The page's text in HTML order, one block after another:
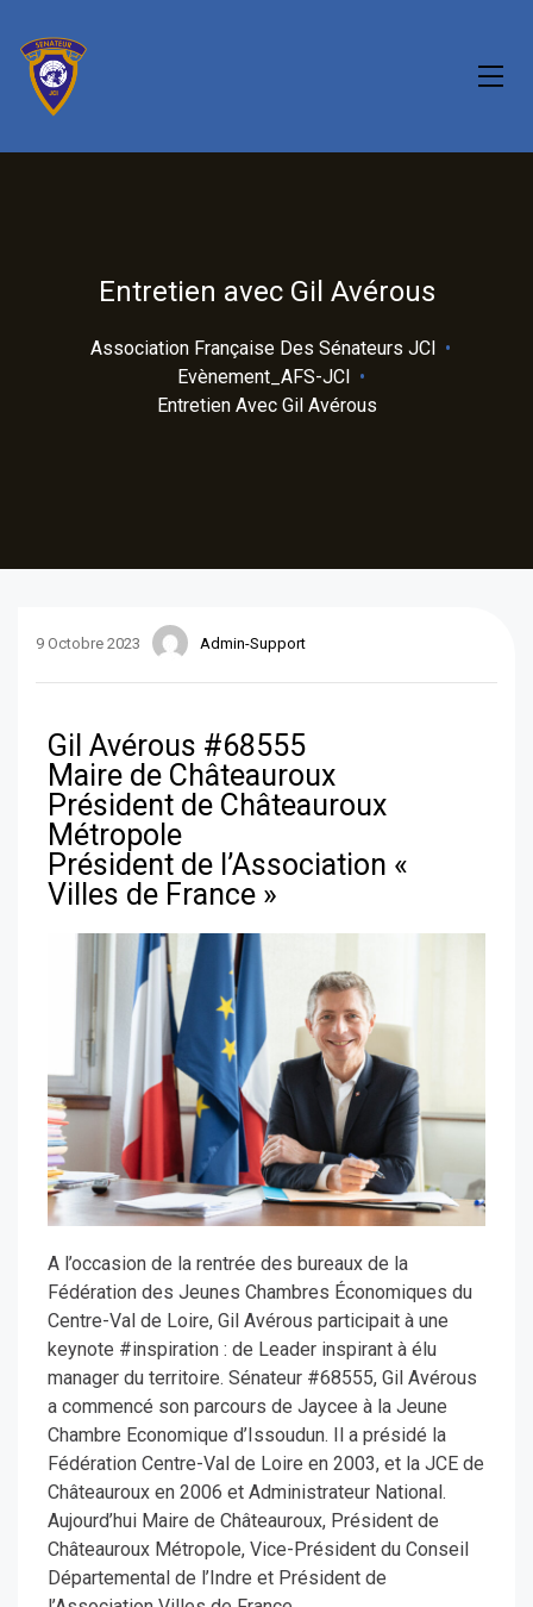
Entretien avec Gil Avérous
Association Française Des Sénateurs JCI
•
Evènement_AFS-JCI
•
Entretien Avec Gil Avérous
9 Octobre 2023 Admin-Support
Gil Avérous #68555
Maire de Châteauroux
Président de Châteauroux
Métropole
Président de l’Association «
Villes de France »
A l’occasion de la rentrée des bureaux de la
Fédération des Jeunes Chambres Économiques du
Centre-Val de Loire, Gil Avérous participait à une
keynote #inspiration : de Leader inspirant à élu
manager du territoire. Sénateur #68555, Gil Avérous
a commencé son parcours de Jaycee à la Jeune
Chambre Economique d’Issoudun. Il a présidé la
Fédération Centre-Val de Loire en 2003, et la JCE de
Châteauroux en 2006 et Administrateur National.
Aujourd’hui Maire de Châteauroux, Président de
Châteauroux Métropole, Vice-Président du Conseil
Départemental de l’Indre et Président de